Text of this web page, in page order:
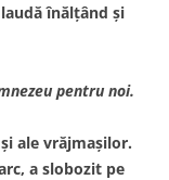
înălţând şi
pentru noi.
ale vrăjmaşilor.
a slobozit pe